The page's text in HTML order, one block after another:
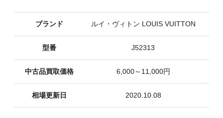
ブランド ルイ・ヴィトン LOUIS VUITTON
型番 J52313
中古品買取価格 6,000～11,000円
相場更新日 2020.10.08